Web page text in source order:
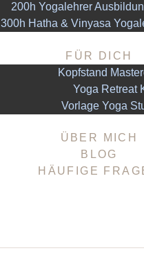
200h Yogalehrer
300h Hatha & Vinyasa
FÜR DICH
Kopfstand
Yoga Retreat
Vorlage Yoga
ÜBER MICH
BLOG
HÄUFIGE